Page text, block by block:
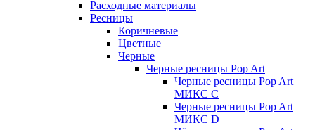
Расходные материалы
Ресницы
Коричневые
Цветные
Черные
Черные ресницы Pop Art
Черные ресницы Pop Art
МИКС C
Черные ресницы Pop Art
МИКС D